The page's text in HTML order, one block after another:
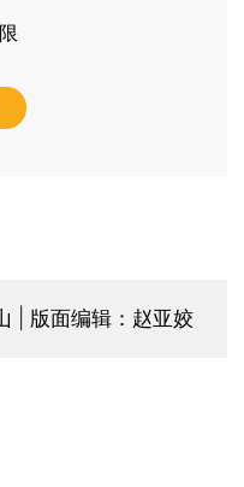
| 版面编辑：赵亚姣